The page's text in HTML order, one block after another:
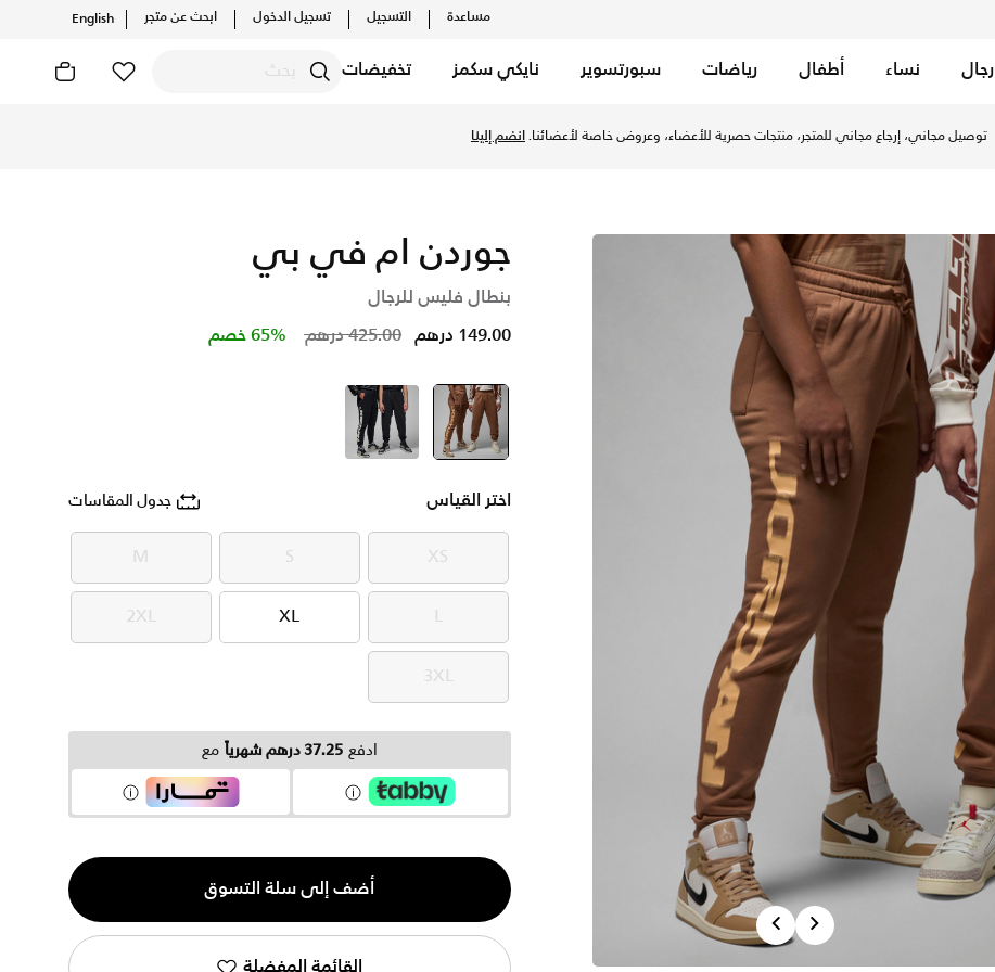
مساعدة التسجيل تسجيل الدخول ابحث عن متجر English
رجال نساء أطفال رياضات سبورتسوير نايكي سكمز تخفيضات
توصيل مجاني، إرجاع مجاني للمتجر، منتجات حصرية للأعضاء، وعروض خاصة لأعضائنا.انضم إلينا
PreviousNext
جوردن ام في بي
بنطال فليس للرجال
Price reduced from
425.00 درهم to 149.00 درهم 65% خصم
selected
بنى أسود
اختر القياس جدول المقاسات
XS
XS
S
S
M
M
L
L
XL
XL
2XL
2XL
3XL
3XL
ادفع 37.25 درهم شهرياً مع
الكمية
1
أضف إلى سلة التسوق